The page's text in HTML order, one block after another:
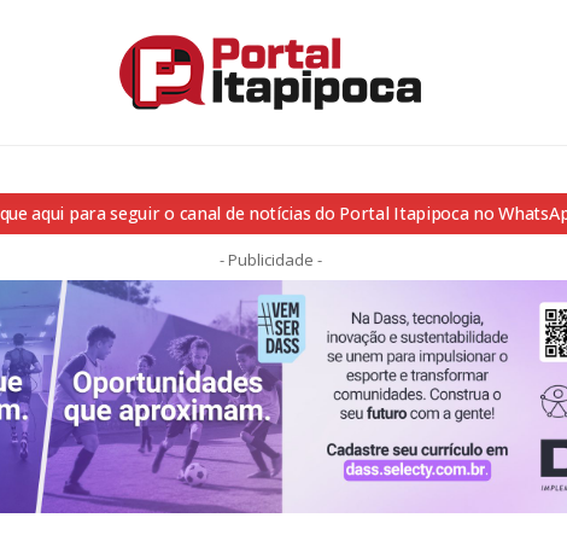
aqui para seguir o canal de notícias do Portal Itapipoca no
- Publicidade -